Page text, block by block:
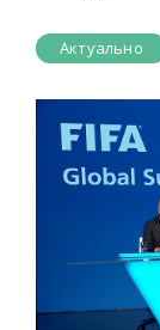
Актуально